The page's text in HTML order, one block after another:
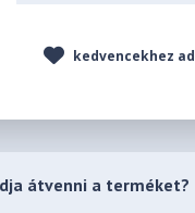
kedvencekhez ad
átvenni a terméket?